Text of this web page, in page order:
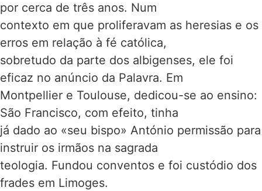
por cerca de três anos. Num
contexto em que proliferavam as heresias e os
erros em relação à fé católica,
sobretudo da parte dos albigenses, ele foi
eficaz no anúncio da Palavra. Em
Montpellier e Toulouse, dedicou-se ao ensino:
São Francisco, com efeito, tinha
já dado ao «seu bispo» António permissão para
instruir os irmãos na sagrada
teologia. Fundou conventos e foi custódio dos
frades em Limoges.